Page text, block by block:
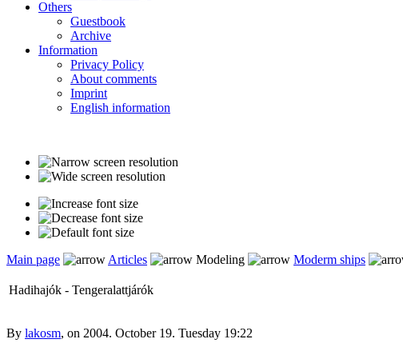
Others
Guestbook
Archive
Information
Privacy Policy
About comments
Imprint
English information
Main page Articles Modeling Moderm ships
Hadihajók - Tengeralattjárók
By lakosm, on 2004. October 19. Tuesday 19:22